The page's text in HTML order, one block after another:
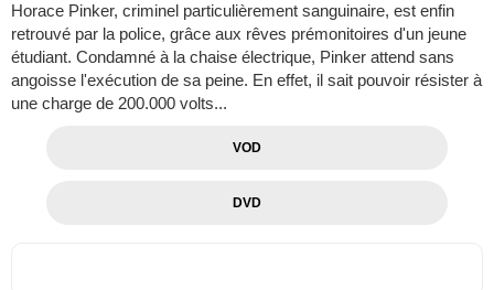
Horace Pinker, criminel particulièrement sanguinaire, est enfin
retrouvé par la police, grâce aux rêves prémonitoires d'un jeune
étudiant. Condamné à la chaise électrique, Pinker attend sans
angoisse l'exécution de sa peine. En effet, il sait pouvoir résister à
une charge de 200.000 volts...
VOD
DVD